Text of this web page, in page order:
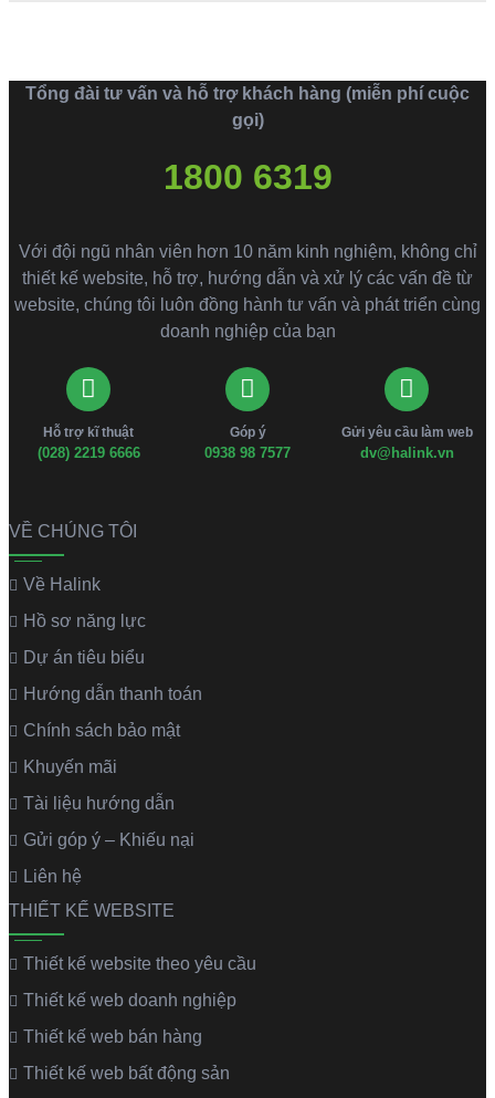
Tổng đài tư vấn và hỗ trợ khách hàng (miễn phí cuộc
gọi)
1800 6319
Với đội ngũ nhân viên hơn 10 năm kinh nghiệm, không chỉ
thiết kế website, hỗ trợ, hướng dẫn và xử lý các vấn đề từ
website, chúng tôi luôn đồng hành tư vấn và phát triển cùng
doanh nghiệp của bạn
Hỗ trợ kĩ thuật
(028) 2219 6666
Góp ý
0938 98 7577
Gửi yêu cầu làm web
dv@halink.vn
VỀ CHÚNG TÔI
Về Halink
Hồ sơ năng lực
Dự án tiêu biểu
Hướng dẫn thanh toán
Chính sách bảo mật
Khuyến mãi
Tài liệu hướng dẫn
Gửi góp ý – Khiếu nại
Liên hệ
THIẾT KẾ WEBSITE
Thiết kế website theo yêu cầu
Thiết kế web doanh nghiệp
Thiết kế web bán hàng
Thiết kế web bất động sản